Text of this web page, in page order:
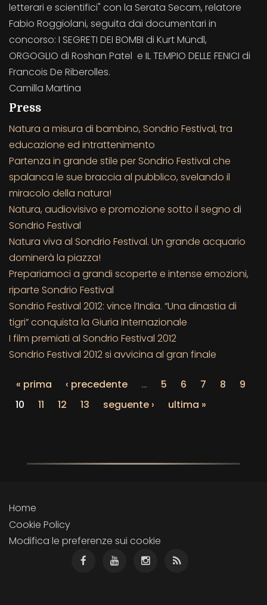
letterari e scientifici" con la Serata Secam, relatore
Fabio Roggiolani, seguita dai documentari in
concorso: I SEGRETI DEI BOMBI di Kurt Mündl,
ORGOGLIO di Roshan Patel e IL TEMPIO DELLE FENICI di
Francois De Riberolles.
Camilla Martina
Press
Natura a misura di bambino, Sondrio Festival, tra
educazione ed intrattenimento
Partenza in grande stile per Sondrio Festival che
spalanca le sue braccia al pubblico, svelando il
miracolo della natura!
Natura, audiovisivo e promozione sotto il segno di
Sondrio Festival
Natura viva al Sondrio Festival. Un grande acquario
dominerà la piazza!
Prepariamoci a grandi scoperte e intense emozioni,
riparte Sondrio Festival
Sondrio Festival 2012: vince l’India. “Una dinastia di
tigri” conquista la Giuria Internazionale
I film premiati al Sondrio Festival 2012
Sondrio Festival 2012 si avvicina al gran finale
« prima ‹ precedente … 5 6 7 8
9
10
11 12 13 seguente › ultima »
Home
Cookie Policy
Modifica le preferenze sui cookie